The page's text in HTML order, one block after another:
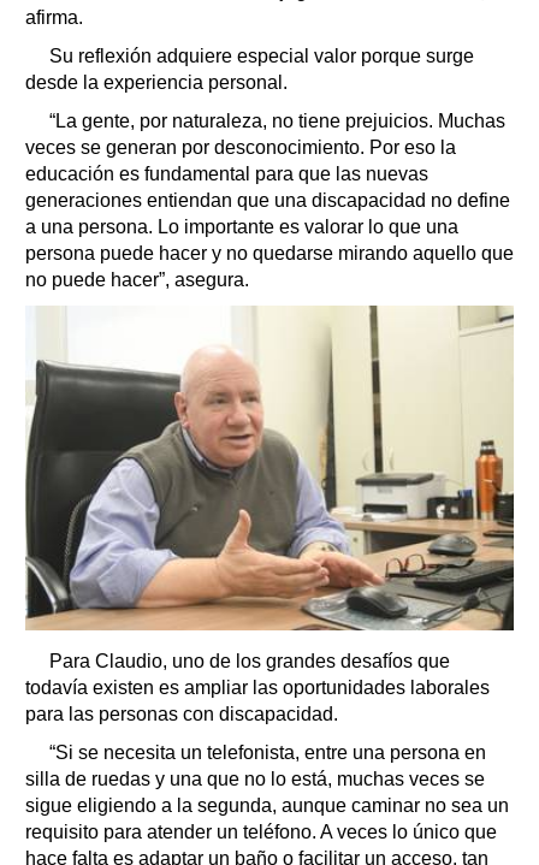
afirma.
Su reflexión adquiere especial valor porque surge
desde la experiencia personal.
“La gente, por naturaleza, no tiene prejuicios. Muchas
veces se generan por desconocimiento. Por eso la
educación es fundamental para que las nuevas
generaciones entiendan que una discapacidad no define
a una persona. Lo importante es valorar lo que una
persona puede hacer y no quedarse mirando aquello que
no puede hacer”, asegura.
Para Claudio, uno de los grandes desafíos que
todavía existen es ampliar las oportunidades laborales
para las personas con discapacidad.
“Si se necesita un telefonista, entre una persona en
silla de ruedas y una que no lo está, muchas veces se
sigue eligiendo a la segunda, aunque caminar no sea un
requisito para atender un teléfono. A veces lo único que
hace falta es adaptar un baño o facilitar un acceso, tan